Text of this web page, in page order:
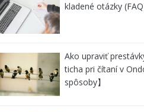
kladené otázky
Ako upraviť
ticha pri čítaní v
spôsoby】